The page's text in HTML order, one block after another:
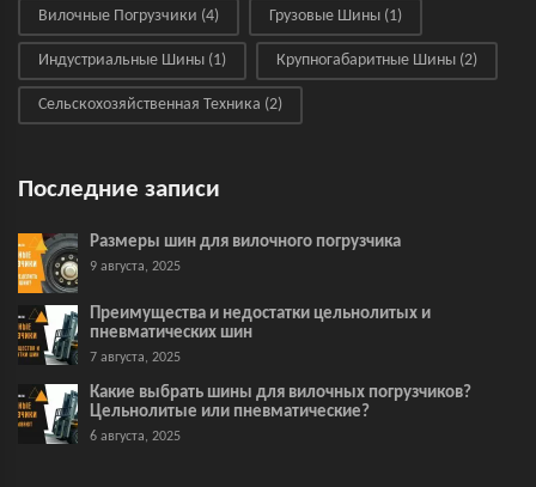
Вилочные Погрузчики (4) Грузовые Шины (1)
Индустриальные Шины (1) Крупногабаритные Шины (2)
Сельскохозяйственная Техника (2)
Последние записи
Размеры шин для вилочного погрузчика
9 августа, 2025
Преимущества и недостатки цельнолитых и
пневматических шин
7 августа, 2025
Какие выбрать шины для вилочных погрузчиков?
Цельнолитые или пневматические?
6 августа, 2025